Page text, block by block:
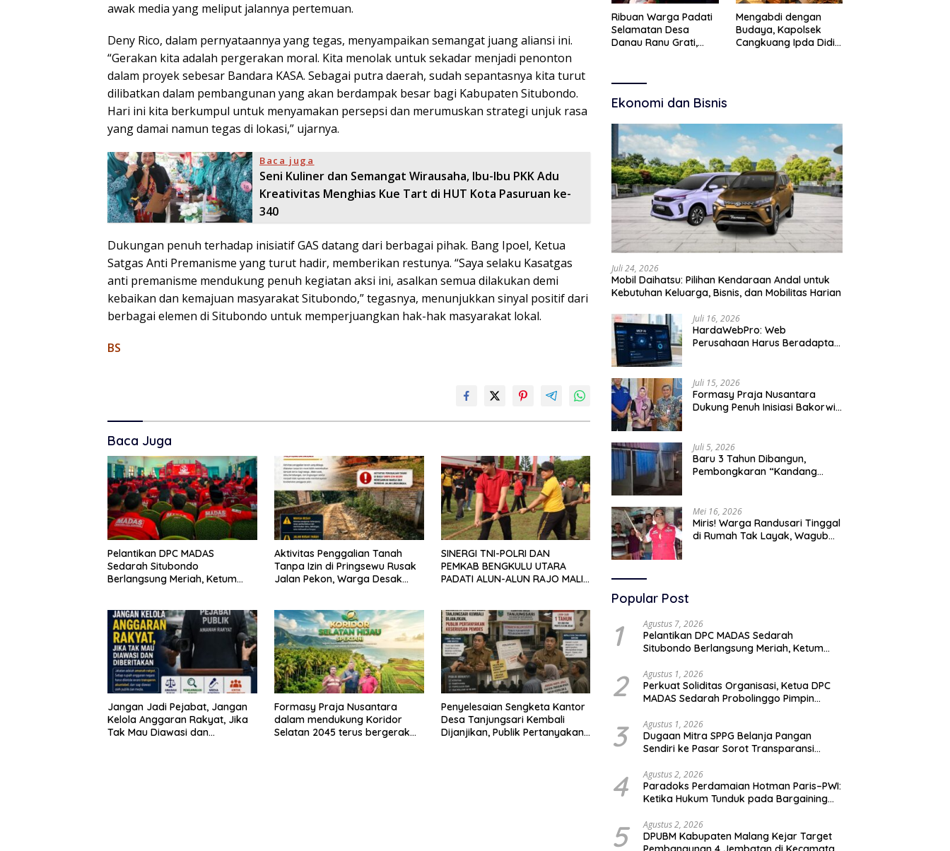
awak media yang meliput jalannya pertemuan.
Deny Rico, dalam pernyataannya yang tegas, menyampaikan semangat juang aliansi ini.
“Gerakan kita adalah pergerakan moral. Kita menolak untuk sekadar menjadi penonton
dalam proyek sebesar Bandara KASA. Sebagai putra daerah, sudah sepantasnya kita turut
dilibatkan dalam pembangunan yang akan berdampak besar bagi Kabupaten Situbondo.
Hari ini kita berkumpul untuk menyamakan persepsi dan merumuskan strategi unjuk rasa
yang damai namun tegas di lokasi,” ujarnya.
Baca juga
Seni Kuliner dan Semangat Wirausaha, Ibu-Ibu PKK Adu
Kreativitas Menghias Kue Tart di HUT Kota Pasuruan ke-
340
Dukungan penuh terhadap inisiatif GAS datang dari berbagai pihak. Bang Ipoel, Ketua
Satgas Anti Premanisme yang turut hadir, memberikan restunya. “Saya selaku Kasatgas
anti premanisme mendukung penuh kegiatan aksi ini, asalkan semua dilakukan demi
kebaikan dan kemajuan masyarakat Situbondo,” tegasnya, menunjukkan sinyal positif dari
berbagai elemen di Situbondo untuk memperjuangkan hak-hak masyarakat lokal.
BS
Baca Juga
Pelantikan DPC MADAS
Sedarah Situbondo
Berlangsung Meriah, Ketum
Masyarakat
Aktivitas Penggalian Tanah
Tanpa Izin di Pringsewu Rusak
Jalan Pekon, Warga Desak
SINERGI TNI-POLRI DAN
PEMKAB BENGKULU UTARA
PADATI ALUN-ALUN RAJO MALIN
Jangan Jadi Pejabat, Jangan
Kelola Anggaran Rakyat, Jika
Tak Mau Diawasi dan
Formasy Praja Nusantara
dalam mendukung Koridor
Selatan 2045 terus bergerak
Penyelesaian Sengketa Kantor
Desa Tanjungsari Kembali
Dijanjikan, Publik Pertanyakan
Ribuan Warga Padati
Selamatan Desa
Danau Ranu Grati,
Pemkab
Mengabdi dengan
Budaya, Kapolsek
Cangkuang Ipda Didi
Ekonomi dan Bisnis
Juli 24, 2026
Mobil Daihatsu: Pilihan Kendaraan Andal untuk
Kebutuhan Keluarga, Bisnis, dan Mobilitas Harian
Juli 16, 2026
HardaWebPro: Web
Perusahaan Harus Beradaptasi
Operasional
Juli 15, 2026
Formasy Praja Nusantara
Dukung Penuh Inisiasi Bakorwil
Juli 5, 2026
Baru 3 Tahun Dibangun,
Pembongkaran “Kandang
Mei 16, 2026
Miris! Warga Randusari Tinggal
di Rumah Tak Layak, Wagub
Popular Post
1 Agustus 7, 2026
Pelantikan DPC MADAS Sedarah
Situbondo Berlangsung Meriah, Ketum
Membela Masyarakat
2 Agustus 1, 2026
Perkuat Soliditas Organisasi, Ketua DPC
MADAS Sedarah Probolinggo Pimpin
3 Agustus 1, 2026
Dugaan Mitra SPPG Belanja Pangan
Sendiri ke Pasar Sorot Transparansi
4 Agustus 2, 2026
Paradoks Perdamaian Hotman Paris–PWI:
Ketika Hukum Tunduk pada Bargaining
5 Agustus 2, 2026
DPUBM Kabupaten Malang Kejar Target